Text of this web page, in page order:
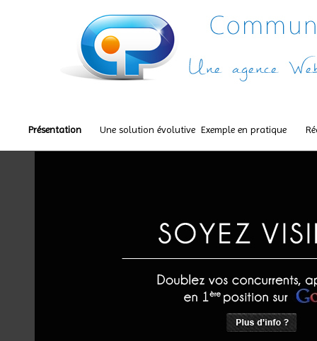
Présentation Une solution évolutive Exemple en pratique